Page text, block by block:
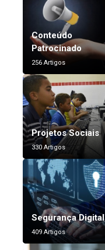
Conteúdo
Patrocinado
256 Artigos
Projetos Sociais
330 Artigos
Segurança Digital
409 Artigos